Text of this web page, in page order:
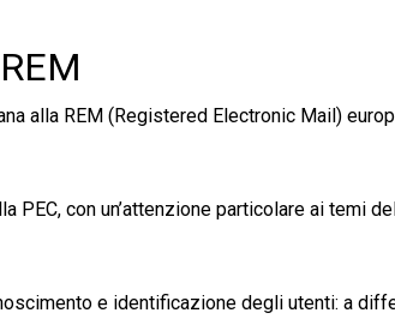
alla REM (Registered Electronic Mail)
PEC, con un’attenzione particolare ai temi
e identificazione degli utenti: a